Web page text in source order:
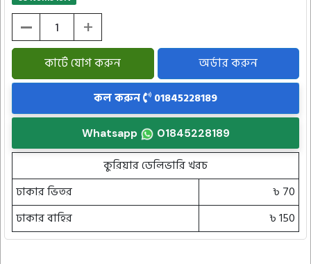
- +
কার্টে যোগ করুন অর্ডার করুন
কল করুন 01845228189
Whatsapp 01845228189
কুরিয়ার ডেলিভারি খরচ
ঢাকার ভিতর
৳ 70
ঢাকার বাহির
৳ 150